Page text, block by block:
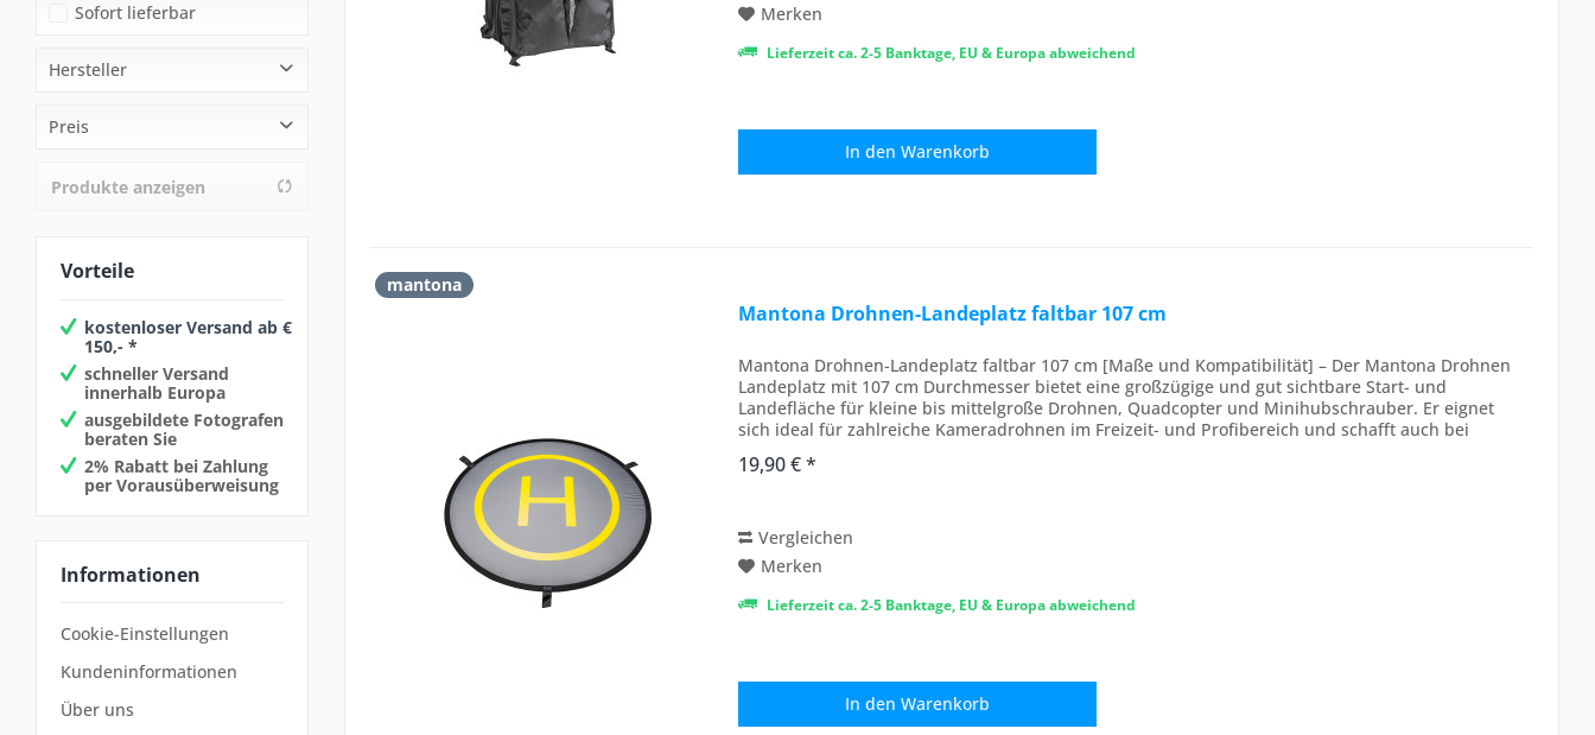
Sofort lieferbar
Hersteller
mantona
Roboterwerk
Preis
14,90 €bis
Produkte anzeigen
Vorteile
kostenloser Versand ab €
150,- *
schneller Versand
innerhalb Europa
ausgebildete Fotografen
beraten Sie
2% Rabatt bei Zahlung
per Vorausüberweisung
Informationen
Cookie-Einstellungen
Kundeninformationen
Über uns
Merken
Lieferzeit ca. 2-5 Banktage, EU & Europa abweichend
In den Warenkorb
mantona
Mantona Drohnen-Landeplatz faltbar 107 cm
Mantona Drohnen-Landeplatz faltbar 107 cm [Maße und Kompatibilität] – Der Mantona Drohnen
Landeplatz mit 107 cm Durchmesser bietet eine großzügige und gut sichtbare Start- und
Landefläche für kleine bis mittelgroße Drohnen, Quadcopter und Minihubschrauber. Er eignet
sich ideal für zahlreiche Kameradrohnen im Freizeit- und Profibereich und schafft auch bei
19,90 € *
Vergleichen
Merken
Lieferzeit ca. 2-5 Banktage, EU & Europa abweichend
In den Warenkorb